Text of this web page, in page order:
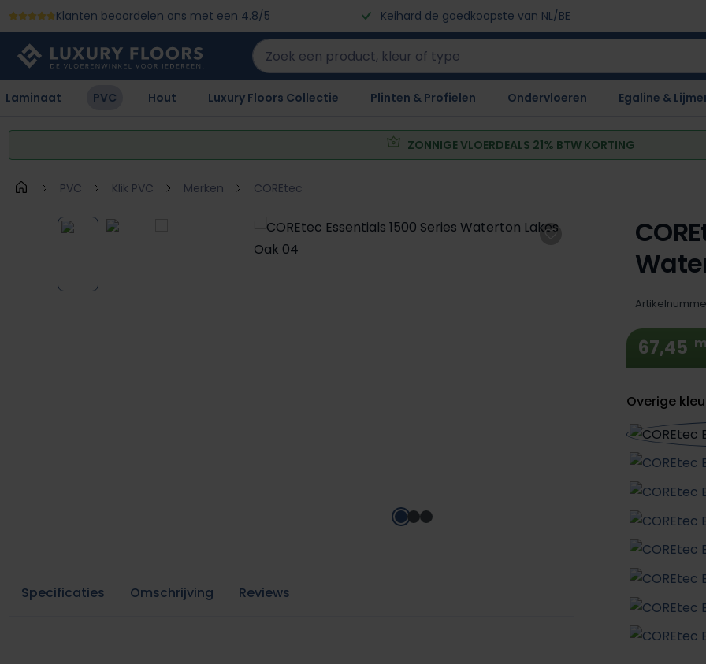
naar de hoofdinhoud
Ga naar de zoekopdracht
Ga naar de hoofdnavigatie
Klanten beoordelen ons met een 4.8/5 Keihard de goedkoopste van NL/BE
Laminaat PVC Hout Luxury Floors Collectie Plinten & Profielen Ondervloeren Egaline &
ZONNIGE VLOERDEALS 21% BTW KORTING
PVC Klik PVC Merken COREtec
Afbeeldingengalerij overslaan
Specificaties Omschrijving Reviews
67,45
Overige